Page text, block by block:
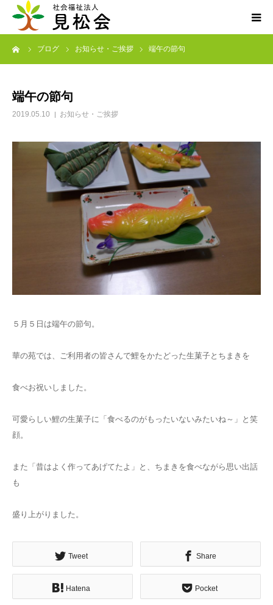
ブログ お知らせ・ご挨拶 端午の節句
端午の節句
2019.05.10 お知らせ・ご挨拶
５月５日は端午の節句。
華の苑では、ご利用者の皆さんで鯉をかたどった生菓子とちまきを
食べお祝いしました。
可愛らしい鯉の生菓子に「食べるのがもったいないみたいね～」と笑
顔。
また「昔はよく作ってあげてたよ」と、ちまきを食べながら思い出話
も
盛り上がりました。
Tweet Share
Hatena Pocket
ブログ
求人・ボランティア
アクセス